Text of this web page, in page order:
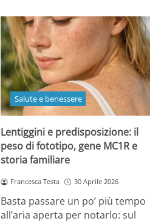
Salute e benessere
Lentiggini e predisposizione: il
peso di fototipo, gene MC1R e
storia familiare
Francesca Testa 30 Aprile 2026
Basta passare un po’ più tempo
all’aria aperta per notarlo: sul